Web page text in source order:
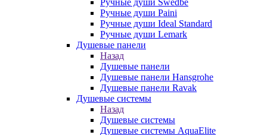
Ручные души Swedbe
Ручные души Paini
Ручные души Ideal Standard
Ручные души Lemark
Душевые панели
Назад
Душевые панели
Душевые панели Hansgrohe
Душевые панели Ravak
Душевые системы
Назад
Душевые системы
Душевые системы AquaElite